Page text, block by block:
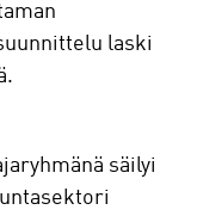
laski
säilyi